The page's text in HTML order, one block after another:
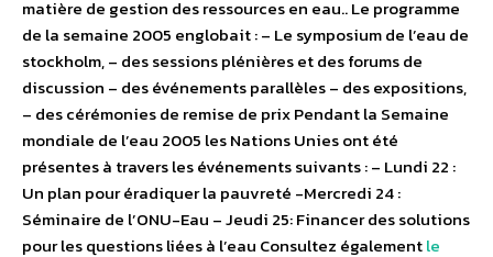
matière de gestion des ressources en eau.. Le programme
de la semaine 2005 englobait : – Le symposium de l’eau de
stockholm, – des sessions plénières et des forums de
discussion – des événements parallèles – des expositions,
– des cérémonies de remise de prix Pendant la Semaine
mondiale de l’eau 2005 les Nations Unies ont été
présentes à travers les événements suivants : – Lundi 22 :
Un plan pour éradiquer la pauvreté -Mercredi 24 :
Séminaire de l’ONU-Eau – Jeudi 25: Financer des solutions
pour les questions liées à l’eau Consultez égalementle